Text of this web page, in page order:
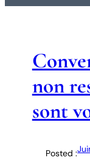
non
sont
Posted :